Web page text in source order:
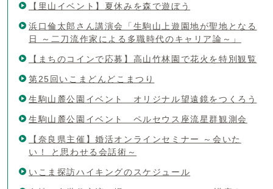
【里山イベント】夏休みを森で遊ぼう
浜口倫太郎さん講演会「生駒山上遊園地が聖地となる
日 ～二刀流作家による多職時代のキャリア論～」
【まちのコインで応募】高山竹林園で花火を特別観覧
第25回いこまどんどこまつり
生駒山麓公園イベント オリジナル望遠鏡をつくろう
生駒山麓公園イベント ペルセウス座流星群観測会
【奈良県主催】婚活オンラインセミナー ～会いた
い！ と思わせる会話術～
いこま探訪ハイキングのスケジュール